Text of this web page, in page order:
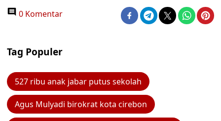
0 Komentar
Tag Populer
527 ribu anak jabar putus sekolah
Agus Mulyadi birokrat kota cirebon